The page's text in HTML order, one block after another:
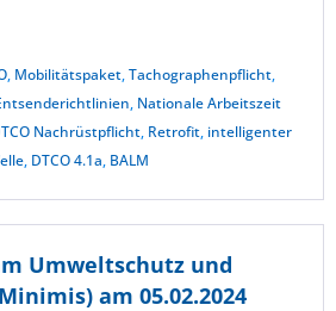
, Mobilitätspaket,Tachographenpflicht,
, Nationale Arbeitszeit
Nachrüstpflicht, Retrofit, intelligenter
, DTCO 4.1a, BALM
Umweltschutz und
am 05.02.2024